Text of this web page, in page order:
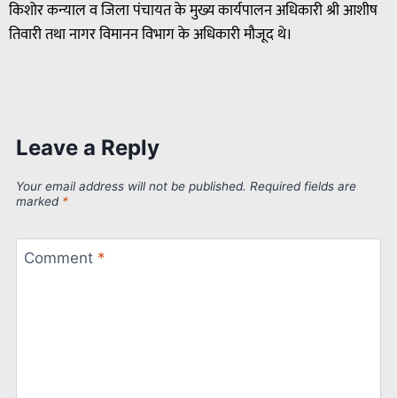
किशोर कन्याल व जिला पंचायत के मुख्य कार्यपालन अधिकारी श्री आशीष
तिवारी तथा नागर विमानन विभाग के अधिकारी मौजूद थे।
Leave a Reply
Your email address will not be published. Required fields are
marked *
Comment *